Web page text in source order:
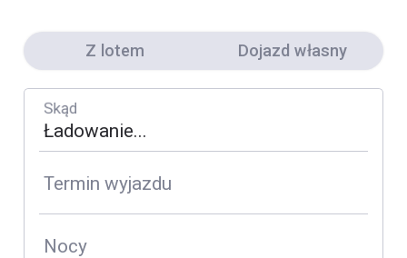
Z lotem Dojazd własny
Skąd
Termin wyjazdu
Nocy